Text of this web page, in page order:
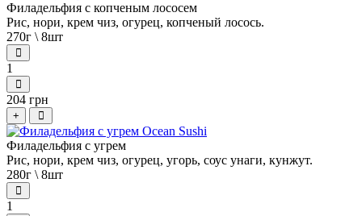
Филадельфия с копченым лососем
Рис, нори, крем чиз, огурец, копченый лосось.
270г \ 8шт
1
204 грн
+
Филадельфия с угрем
Рис, нори, крем чиз, огурец, угорь, соус унаги, кунжут.
280г \ 8шт
1